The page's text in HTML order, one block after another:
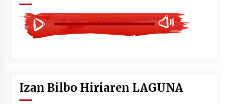
Larunbatean Plentziako Itsas Martxa ospatuko
da
2026/07/07
2026/07/07
Izan Bilbo Hiriaren LAGUNA